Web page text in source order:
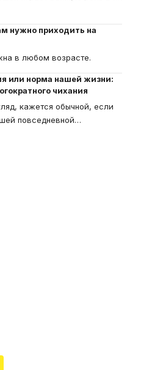
нужно приходить на
в любом возрасте.
или норма нашей жизни:
чихания
кажется обычной, если
повседневной…